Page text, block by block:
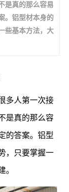
是真的那么容易
。铝型材本身的
些基本方法，大
多人第一次接
是真的那么容
的答案。铝型
，只要掌握一
。